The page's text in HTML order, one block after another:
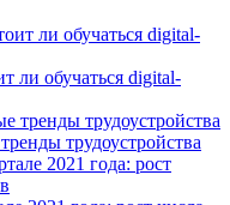
ли обучаться digital-
трудоустройства